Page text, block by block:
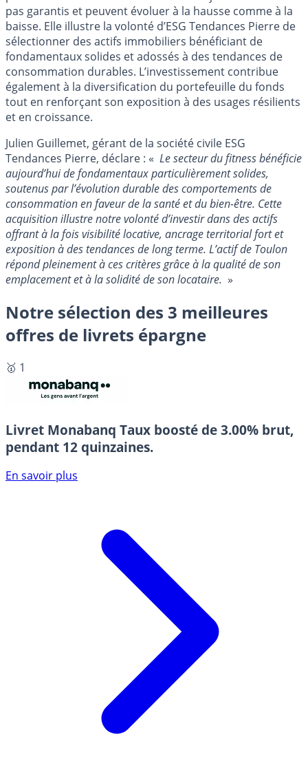
pas garantis et peuvent évoluer à la hausse comme à la
baisse. Elle illustre la volonté d’ESG Tendances Pierre de
sélectionner des actifs immobiliers bénéficiant de
fondamentaux solides et adossés à des tendances de
consommation durables. L’investissement contribue
également à la diversification du portefeuille du fonds
tout en renforçant son exposition à des usages résilients
et en croissance.
Julien Guillemet, gérant de la société civile ESG
Tendances Pierre, déclare : « Le secteur du fitness bénéficie
aujourd’hui de fondamentaux particulièrement solides,
soutenus par l’évolution durable des comportements de
consommation en faveur de la santé et du bien-être. Cette
acquisition illustre notre volonté d’investir dans des actifs
offrant à la fois visibilité locative, ancrage territorial fort et
exposition à des tendances de long terme. L’actif de Toulon
répond pleinement à ces critères grâce à la qualité de son
emplacement et à la solidité de son locataire. »
Notre sélection des 3 meilleures
offres de livrets épargne
🥇 1
Livret Monabanq Taux boosté de 3.00% brut,
pendant 12 quinzaines.
En savoir plus